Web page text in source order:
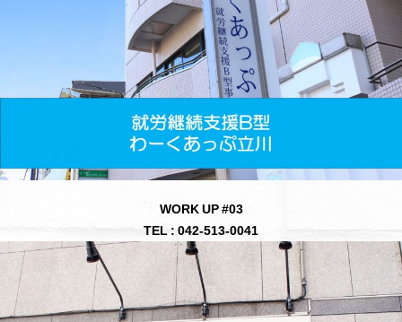
WORK UP #03
TEL : 042-513-0041